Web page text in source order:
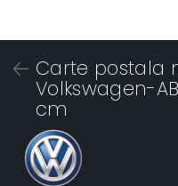
Carte postala
Volkswagen-
cm